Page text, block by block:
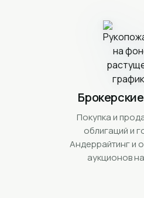
Покупка и
облигаций и
Андеррайтинг и
аукционов